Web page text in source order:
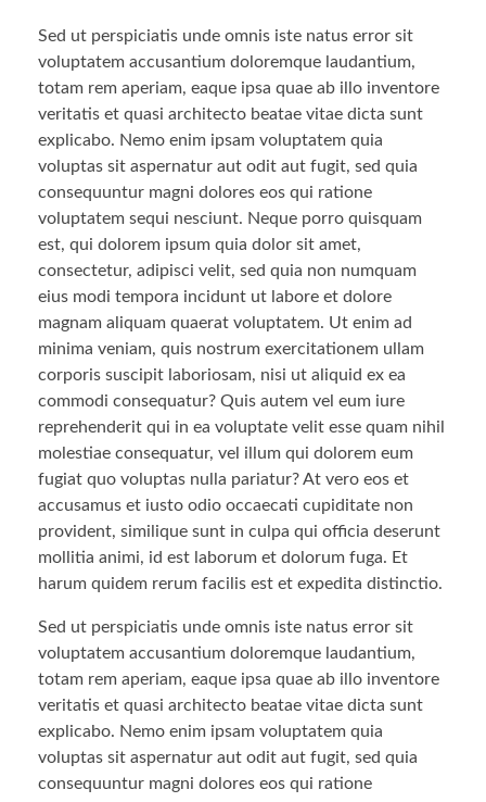
Sed ut perspiciatis unde omnis iste natus error sit
voluptatem accusantium doloremque laudantium,
totam rem aperiam, eaque ipsa quae ab illo inventore
veritatis et quasi architecto beatae vitae dicta sunt
explicabo. Nemo enim ipsam voluptatem quia
voluptas sit aspernatur aut odit aut fugit, sed quia
consequuntur magni dolores eos qui ratione
voluptatem sequi nesciunt. Neque porro quisquam
est, qui dolorem ipsum quia dolor sit amet,
consectetur, adipisci velit, sed quia non numquam
eius modi tempora incidunt ut labore et dolore
magnam aliquam quaerat voluptatem. Ut enim ad
minima veniam, quis nostrum exercitationem ullam
corporis suscipit laboriosam, nisi ut aliquid ex ea
commodi consequatur? Quis autem vel eum iure
reprehenderit qui in ea voluptate velit esse quam nihil
molestiae consequatur, vel illum qui dolorem eum
fugiat quo voluptas nulla pariatur? At vero eos et
accusamus et iusto odio occaecati cupiditate non
provident, similique sunt in culpa qui officia deserunt
mollitia animi, id est laborum et dolorum fuga. Et
harum quidem rerum facilis est et expedita distinctio.
Sed ut perspiciatis unde omnis iste natus error sit
voluptatem accusantium doloremque laudantium,
totam rem aperiam, eaque ipsa quae ab illo inventore
veritatis et quasi architecto beatae vitae dicta sunt
explicabo. Nemo enim ipsam voluptatem quia
voluptas sit aspernatur aut odit aut fugit, sed quia
consequuntur magni dolores eos qui ratione